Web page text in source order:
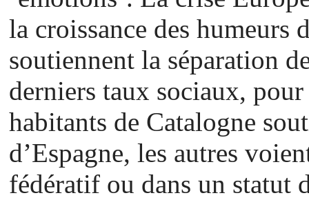
la croissance des humeurs
soutiennent la séparation
derniers taux sociaux,
habitants de Catalogne
d’Espagne, les autres
fédératif ou dans un statut